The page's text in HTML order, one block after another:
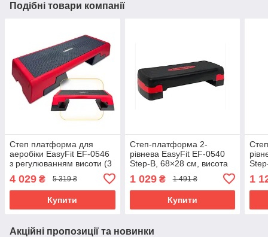
Подібні товари компанії
Степ платформа для
аеробіки EasyFit EF-0546
з регулюванням висоти (3
рівні) 98×37,5 см Чорно-
червоний
4 029 ₴ 5 319 ₴
Купити
Степ-платформа 2-
рівнева EasyFit EF-0540
Step-B, 68×28 см, висота
10–15 см, чорно-червона
— для фітнесу та аеробіки
1 029₴ 1 491 ₴
Купити
та
1
Акційні пропозиції та новинки